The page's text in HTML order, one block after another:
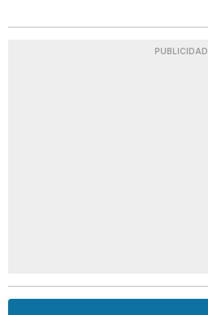
PUBLICIDAD